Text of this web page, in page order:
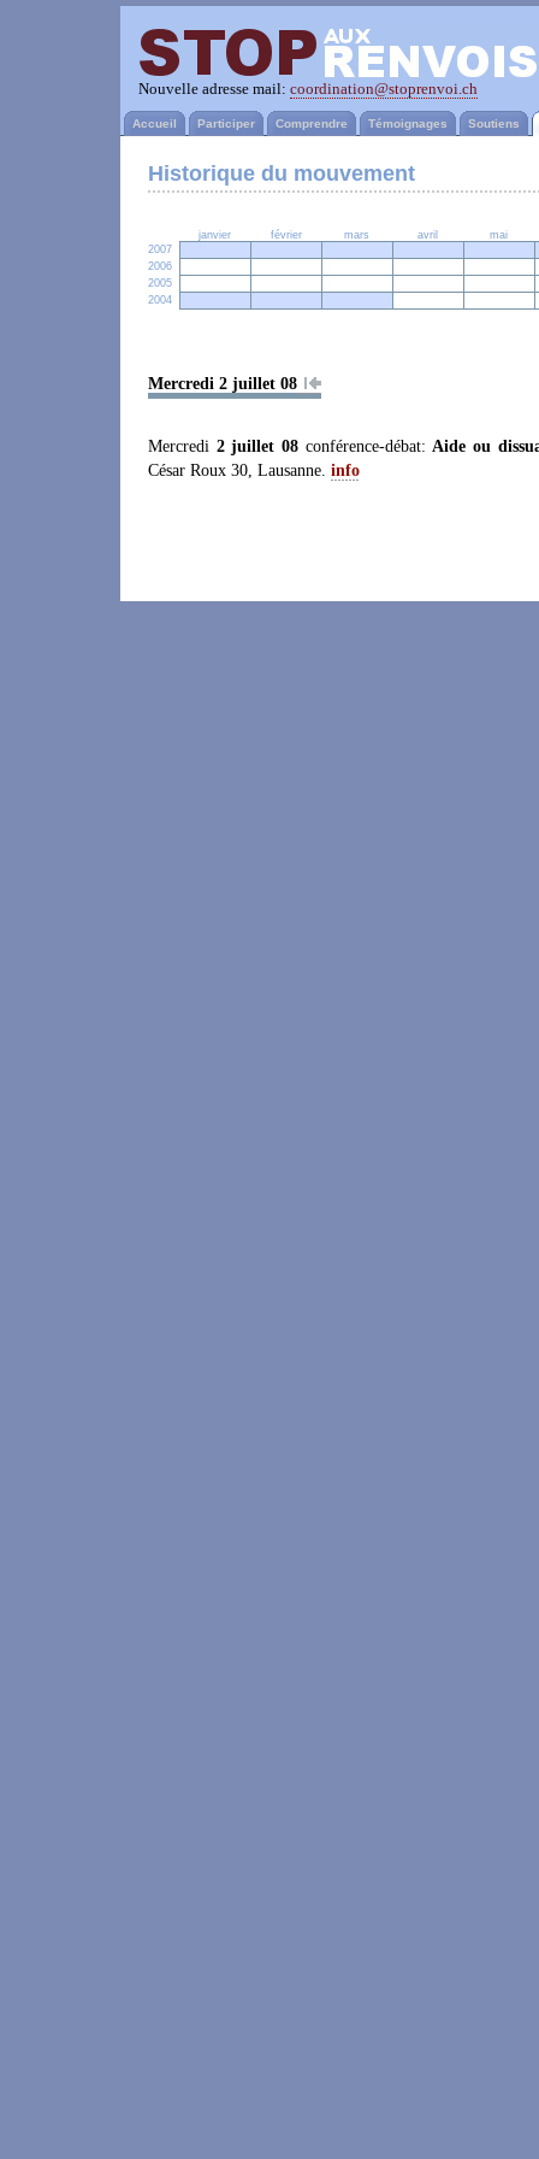
Nouvelle adresse mail: coordination@stoprenvoi.ch
Accueil Participer Comprendre Témoignages Soutiens
Historique du mouvement
janvier février mars avril
mai
2007
2006
2005
2004
Mercredi 2 juillet 08
Mercredi 2 juillet 08 conférence-débat: Aide ou
César Roux 30, Lausanne. info